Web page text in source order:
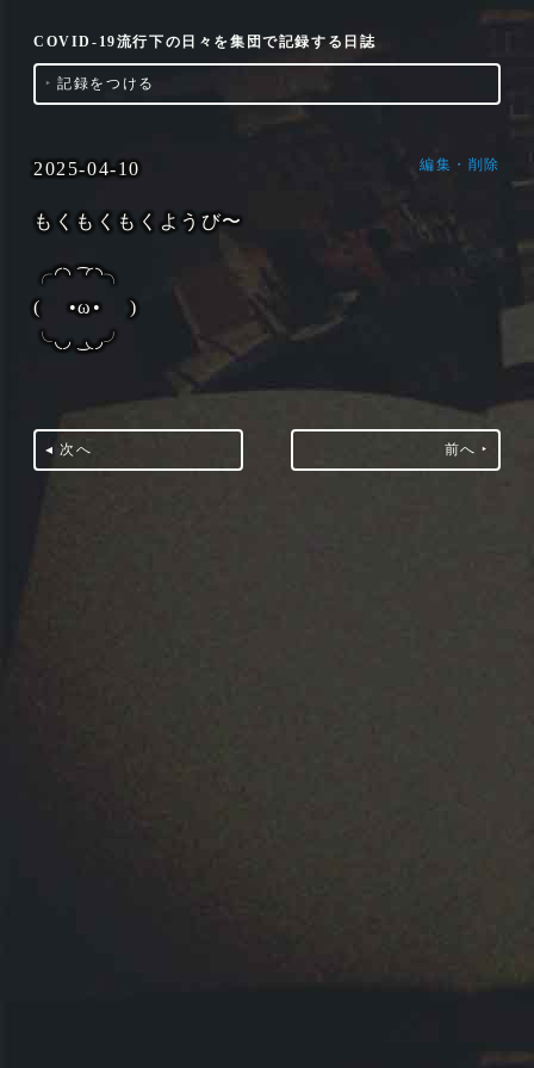
COVID-19流行下の日々を集団で記録する日誌
‣ 記録をつける
2025-04-10 編集・削除
もくもくもくようび〜
╭◜◝ ͡ ◜◝╮
( •ω• )
╰◟◞ ͜ ◟◞╯
◂ 次へ 前へ ‣